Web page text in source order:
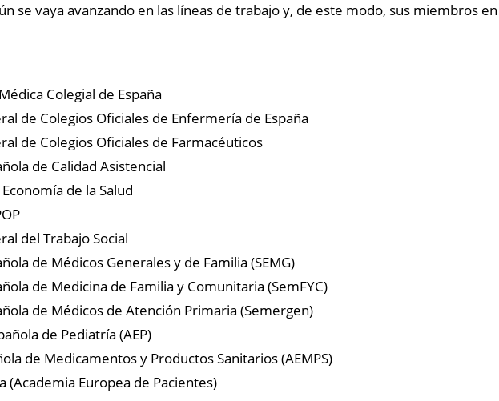
se vaya avanzando en las líneas de trabajo y, de este modo, sus miembros
Colegial de España
de Colegios Oficiales de Enfermería de España
de Colegios Oficiales de Farmacéuticos
de Calidad Asistencial
de la Salud
del Trabajo Social
de Médicos Generales y de Familia (SEMG)
de Medicina de Familia y Comunitaria (SemFYC)
de Médicos de Atención Primaria (Semergen)
de Pediatría (AEP)
de Medicamentos y Productos Sanitarios (AEMPS)
(Academia Europea de Pacientes)